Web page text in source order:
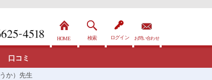
口コミ
か）先生